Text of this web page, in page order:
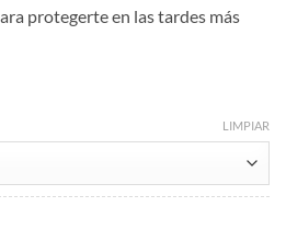
protegerte en las tardes más
LIMPIAR